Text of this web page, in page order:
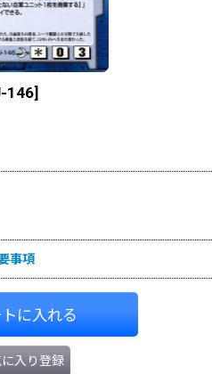
146]
事項
に入れる
に入り登録